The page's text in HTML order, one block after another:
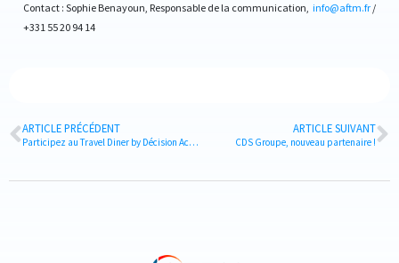
Contact : Sophie Benayoun, Responsable de la communication, info@aftm.fr /
+331 55 20 94 14
ARTICLE PRÉCÉDENT
Participez au Travel Diner by Décision Achats
ARTICLE SUIVANT
CDS Groupe, nouveau partenaire !